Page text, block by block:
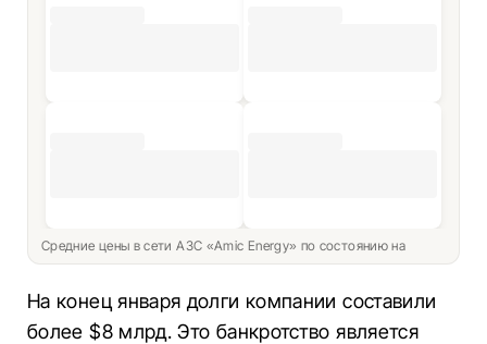
Средние цены в сети АЗС «Amic Energy» по состоянию на
На конец января долги компании составили
более $8 млрд. Это банкротство является